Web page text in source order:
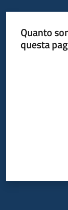
sociale
europeo
Quanto
questa